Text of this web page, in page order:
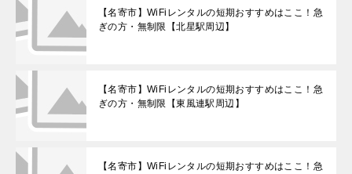
【名寄市】WiFiレンタルの短期おすすめはここ！急
ぎの方・無制限【北星駅周辺】
【名寄市】WiFiレンタルの短期おすすめはここ！急
ぎの方・無制限【東風連駅周辺】
【名寄市】WiFiレンタルの短期おすすめはここ！急